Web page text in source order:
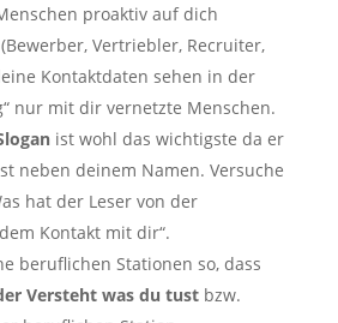
proaktiv auf dich
Vertriebler, Recruiter,
Kontaktdaten sehen in der
nur mit dir vernetzte Menschen.
ist wohl das wichtigste da er
neben deinem Namen. Versuche
hat der Leser von der
Kontakt mit dir“.
beruflichen Stationen so, dass
Versteht was du tustbzw.